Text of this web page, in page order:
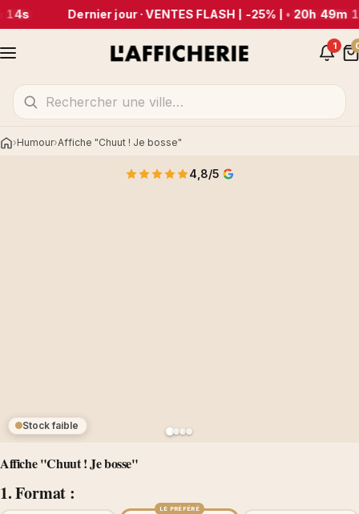
14s Dernier jour · VENTES FLASH | -25% | •20h 49m
1
AccueilHumour Affiche "Chuut ! Je bosse"
Affiche "Chuut ! Je bosse"
1. Format :
Stock faible
4,8/5
LE PRÉFÉRÉ